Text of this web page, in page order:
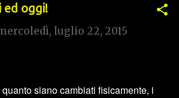
ed oggi!
luglio 22, 2015
siano cambiati fisicamente, i